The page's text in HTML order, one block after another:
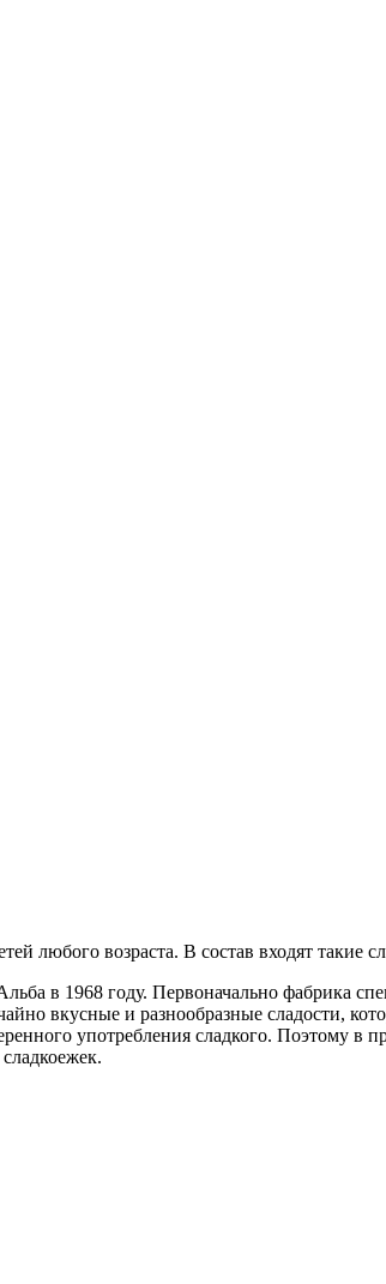
любого возраста. В состав входят
в 1968 году. Первоначально фабрика
вкусные и разнообразные сладости,
употребления сладкого. Поэтому